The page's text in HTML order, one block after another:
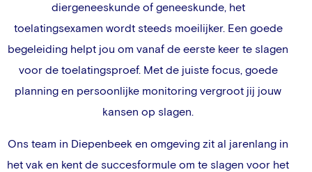
diergeneeskunde of geneeskunde, het
toelatingsexamen wordt steeds moeilijker. Een goede
begeleiding helpt jou om vanaf de eerste keer te slagen
voor de toelatingsproef. Met de juiste focus, goede
planning en persoonlijke monitoring vergroot jij jouw
kansen op slagen.
Ons team in Diepenbeek en omgeving zit al jarenlang in
het vak en kent de succesformule om te slagen voor het